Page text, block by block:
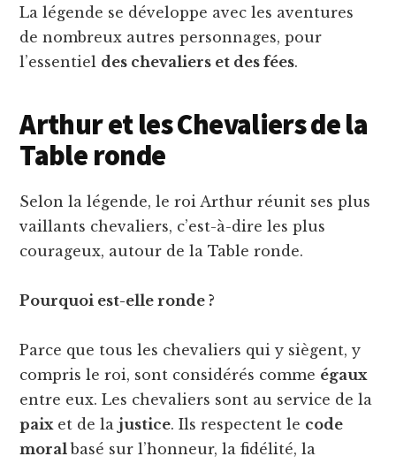
La légende se développe avec les aventures
de nombreux autres personnages, pour
l’essentiel des chevaliers et des fées.
Arthur et les Chevaliers de la
Table ronde
Selon la légende, le roi Arthur réunit ses plus
vaillants chevaliers, c’est-à-dire les plus
courageux, autour de la Table ronde.
Pourquoi est-elle ronde ?
Parce que tous les chevaliers qui y siègent, y
compris le roi, sont considérés comme égaux
entre eux. Les chevaliers sont au service de la
paixet de lajustice. Ils respectent le code
moralbasé sur l’honneur, la fidélité, la